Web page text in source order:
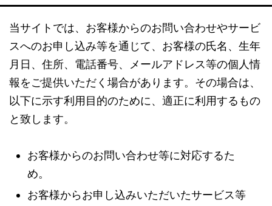
当サイトでは、お客様からのお問い合わせやサービ
スへのお申し込み等を通じて、お客様の氏名、生年
月日、住所、電話番号、メールアドレス等の個人情
報をご提供いただく場合があります。その場合は、
以下に示す利用目的のために、適正に利用するもの
と致します。
お客様からのお問い合わせ等に対応するた
め。
お客様からお申し込みいただいたサービス等